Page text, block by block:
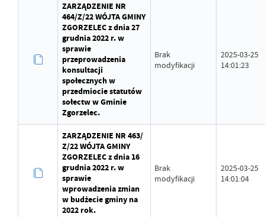
ZARZĄDZENIE NR
464/Z/22 WÓJTA GMINY
ZGORZELEC z dnia 27
grudnia 2022 r. w
sprawie
przeprowadzenia
konsultacji
społecznych w
przedmiocie statutów
sołectw w Gminie
Zgorzelec.
Brak
modyfikacji
2025-03-25
14:01:23
ZARZĄDZENIE NR 463/
Z/22 WÓJTA GMINY
ZGORZELEC z dnia 16
grudnia 2022 r. w
sprawie
wprowadzenia zmian
w budżecie gminy na
2022 rok.
Brak
modyfikacji
2025-03-25
14:01:04